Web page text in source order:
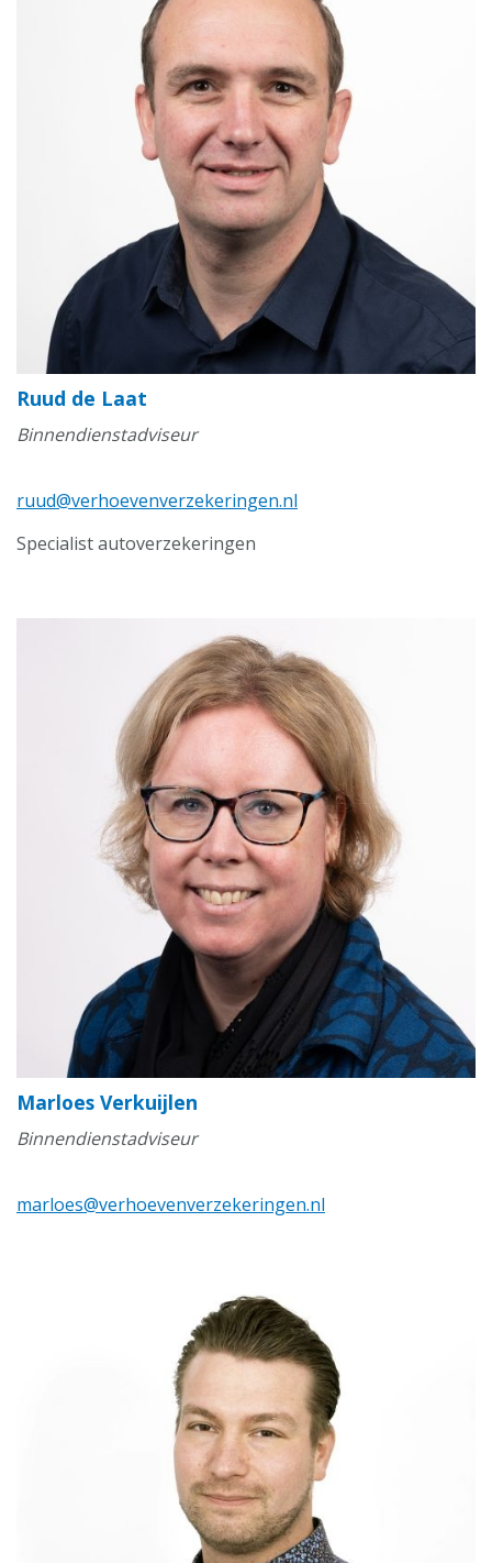
Ruud de Laat
Binnendienstadviseur
ruud@verhoevenverzekeringen.nl
Specialist autoverzekeringen
Marloes Verkuijlen
Binnendienstadviseur
marloes@verhoevenverzekeringen.nl